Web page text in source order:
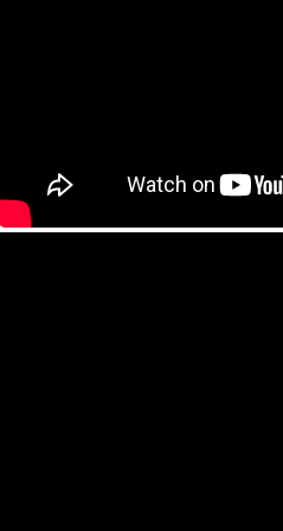
2025大阪国際女子マラソン 表